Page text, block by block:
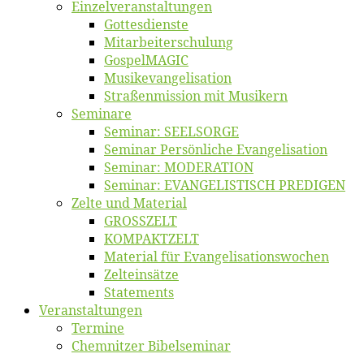
Einzelver­an­stal­tungen
Got­tes­diens­te
Mitarbeiter­schulung
Gos­pel­MA­GIC
Musikevan­ge­li­sa­tion
Straßenmis­sion mit Musikern
Se­mi­na­re
Se­mi­nar: SEELSORGE
Se­mi­nar Per­sön­li­che Evangelisation
Se­mi­nar: MODERATION
Se­mi­nar: EVANGELISTISCH PREDIGEN
Zel­te und Material
GROSSZELT
KOMPAKTZELT
Ma­te­ri­al für Evangelisationswochen
Zelt­ein­sät­ze
State­ments
Ver­an­stal­tun­gen
Ter­mi­ne
Chemnit­zer Bibelseminar